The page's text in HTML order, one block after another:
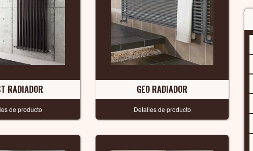
RADIADOR
de producto
GEO RADIADOR
Detalles de producto